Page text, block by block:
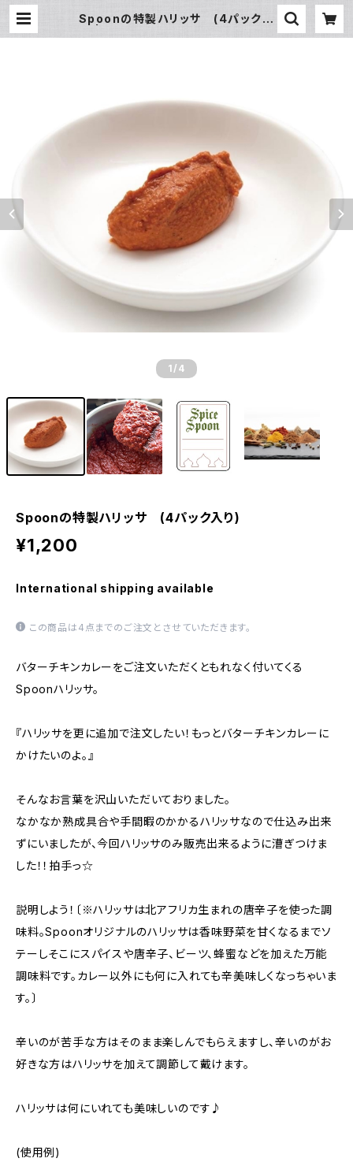
Spoonの特製ハリッサ (4パック入
1 /4
Spoonの特製ハリッサ (4パック入り)
¥1,200
International shipping available
この商品は4点までのご注文とさせていただきます。
バターチキンカレーをご注文いただくともれなく付いてくる
Spoonハリッサ。
『ハリッサを更に追加で注文したい！もっとバターチキンカレーに
かけたいのよ。』
そんなお言葉を沢山いただいておりました。
なかなか熟成具合や手間暇のかかるハリッサなので仕込み出来
ずにいましたが、今回ハリッサのみ販売出来るように漕ぎつけま
した！！拍手っ☆
説明しよう！〔※ハリッサは北アフリカ生まれの唐辛子を使った調
味料。Spoonオリジナルのハリッサは香味野菜を甘くなるまでソ
テーしそこにスパイスや唐辛子、ビーツ、蜂蜜などを加えた万能
調味料です。カレー以外にも何に入れても辛美味しくなっちゃいま
す。〕
辛いのが苦手な方はそのまま楽しんでもらえますし、辛いのがお
好きな方はハリッサを加えて調節して戴けます。
ハリッサは何にいれても美味しいのです♪
(使用例)